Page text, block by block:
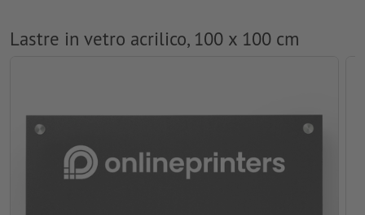
Lastre in vetro acrilico, 100 x 100 cm